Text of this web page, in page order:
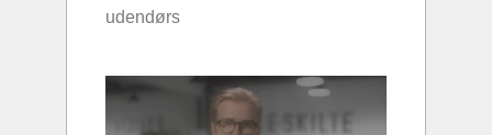
udendørs